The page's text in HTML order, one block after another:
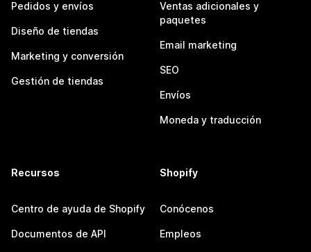
Pedidos y envíos
Diseño de tiendas
Marketing y conversión
Gestión de tiendas
Ventas adicionales y
paquetes
Email marketing
SEO
Envíos
Moneda y traducción
Recursos
Centro de ayuda de Shopify
Documentos de API
Shopify
Conócenos
Empleos